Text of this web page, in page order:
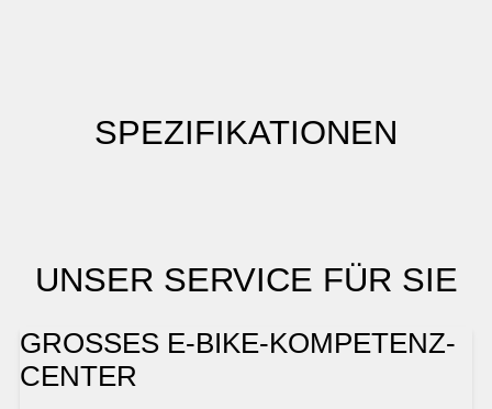
SPEZIFIKATIONEN
UNSER SERVICE FÜR SIE
GROSSES E-BIKE-KOMPETENZ-
CENTER